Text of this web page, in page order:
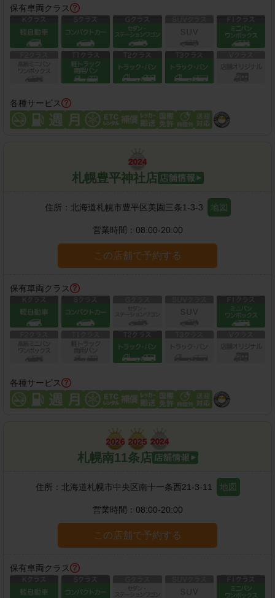
保有車両クラス
各種サービス
札幌豊平神社店
住所： 北海道札幌市豊平区美園三条1-3-3 地図
営業時間： 08:00-20:00
この店舗で予約する
保有車両クラス
各種サービス
札幌南11条店
住所： 北海道札幌市中央区南十一条西21-3-11 地図
営業時間： 08:00-20:00
この店舗で予約する
保有車両クラス